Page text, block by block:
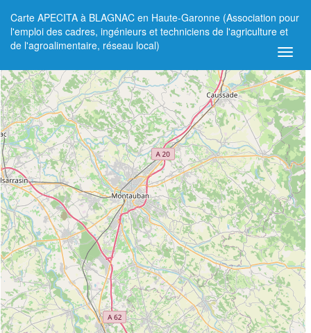
Carte APECITA à BLAGNAC en Haute-Garonne (Association pour
l'emploi des cadres, ingénieurs et techniciens de l'agriculture et
de l'agroalimentaire, réseau local)
+
−